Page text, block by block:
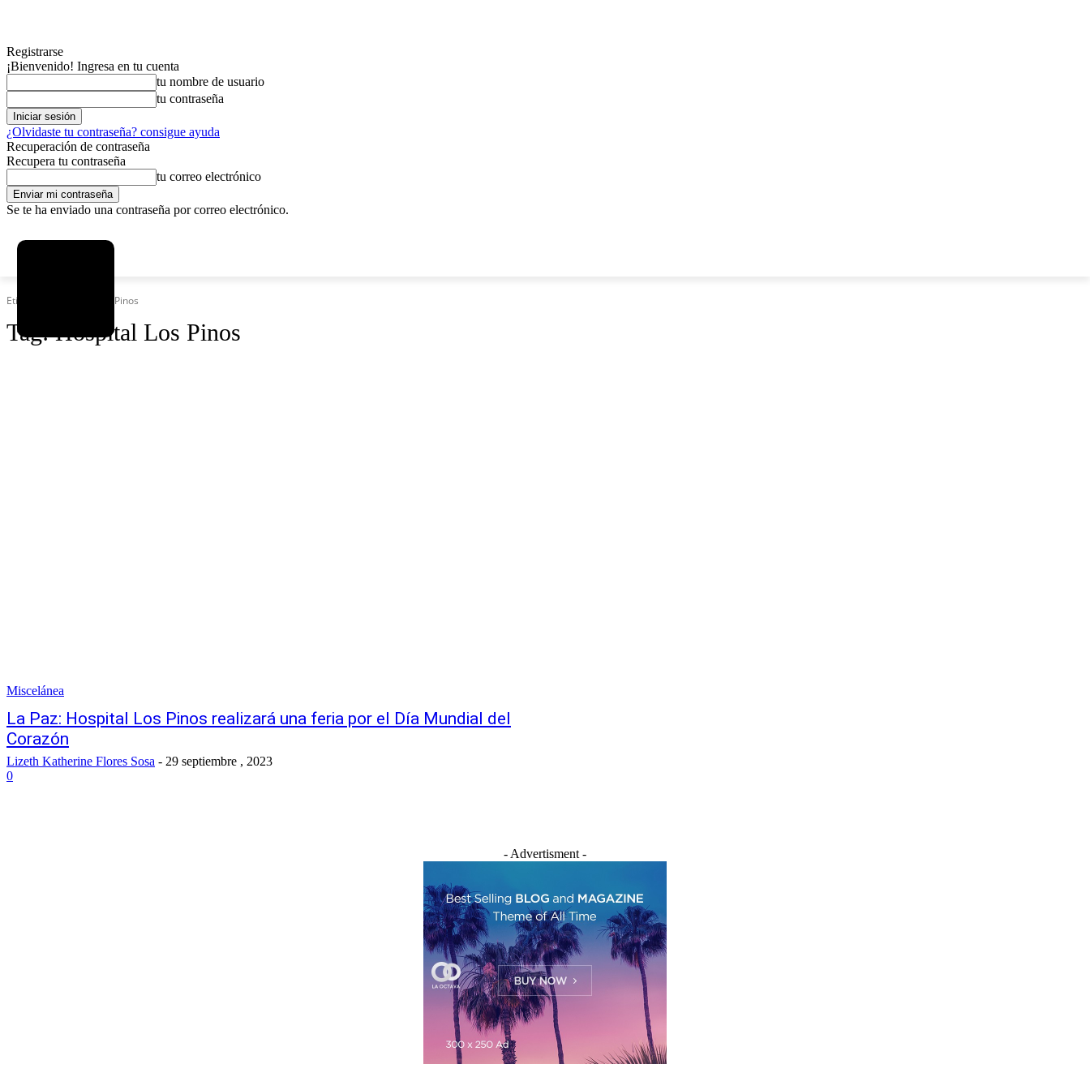
Registrarse
¡Bienvenido! Ingresa en tu cuenta
tu nombre de usuario
tu contraseña
¿Olvidaste tu contraseña? consigue ayuda
Recuperación de contraseña
Recupera tu contraseña
tu correo electrónico
Se te ha enviado una contraseña por correo electrónico.
Etiquetas Hospital Los Pinos
Tag:Hospital Los Pinos
Miscelánea
La Paz: Hospital Los Pinos realizará una feria por el Día Mundial del
Corazón
Lizeth Katherine Flores Sosa - 29 septiembre , 2023
0
- Advertisment -